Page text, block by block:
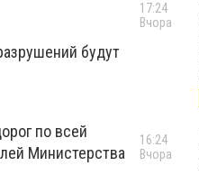
будут
по всей
Министерства
17:24
Вчора
16:24
Вчора